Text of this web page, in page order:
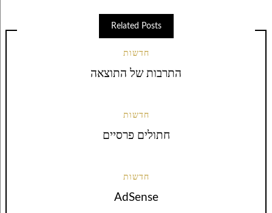
Related Posts
חדשות
התרבות של התוצאה
חדשות
חתולים פרסיים
חדשות
AdSense